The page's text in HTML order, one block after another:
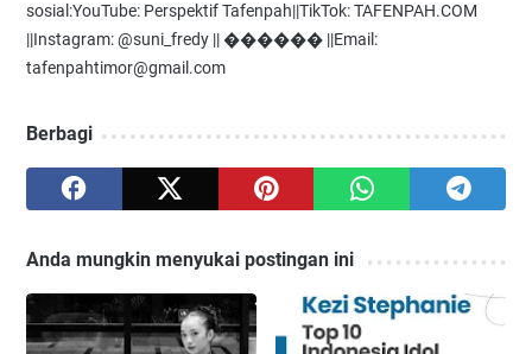
sosial:YouTube: Perspektif Tafenpah||TikTok: TAFENPAH.COM
||Instagram: @suni_fredy || ������ ||Email:
tafenpahtimor@gmail.com
Berbagi
Anda mungkin menyukai postingan ini